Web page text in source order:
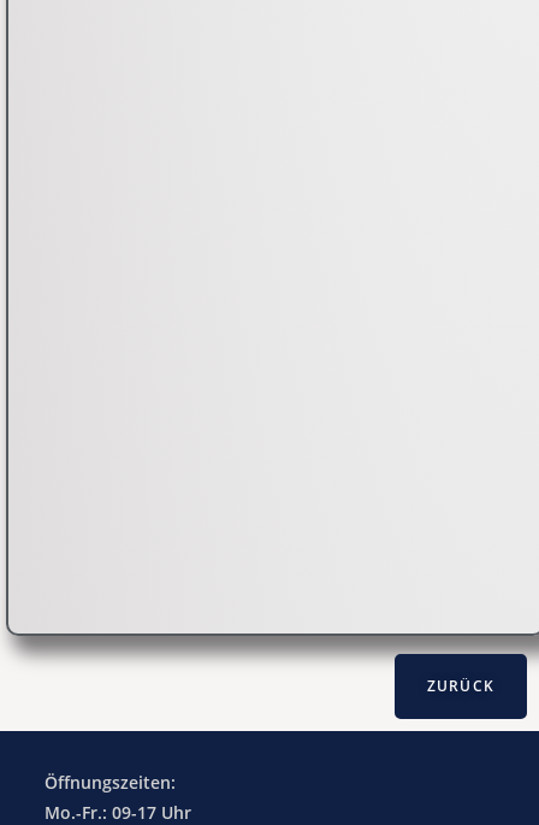
Öffnungszeiten:
Mo.-Fr.: 09-17 Uhr